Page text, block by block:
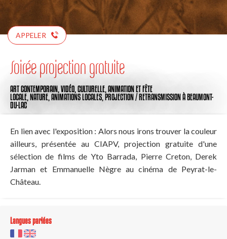
APPELER
Soirée projection gratuite
ART CONTEMPORAIN, VIDÉO, CULTURELLE, ANIMATION ET FÊTE
LOCALE, NATURE, ANIMATIONS LOCALES, PROJECTION / RETRANSMISSIONÀ BEAUMONT-
DU-LAC
En lien avec l'exposition : Alors nous irons trouver la couleur
ailleurs, présentée au CIAPV, projection gratuite d'une
sélection de films de Yto Barrada, Pierre Creton, Derek
Jarman et Emmanuelle Nègre au cinéma de Peyrat-le-
Château.
Langues parlées